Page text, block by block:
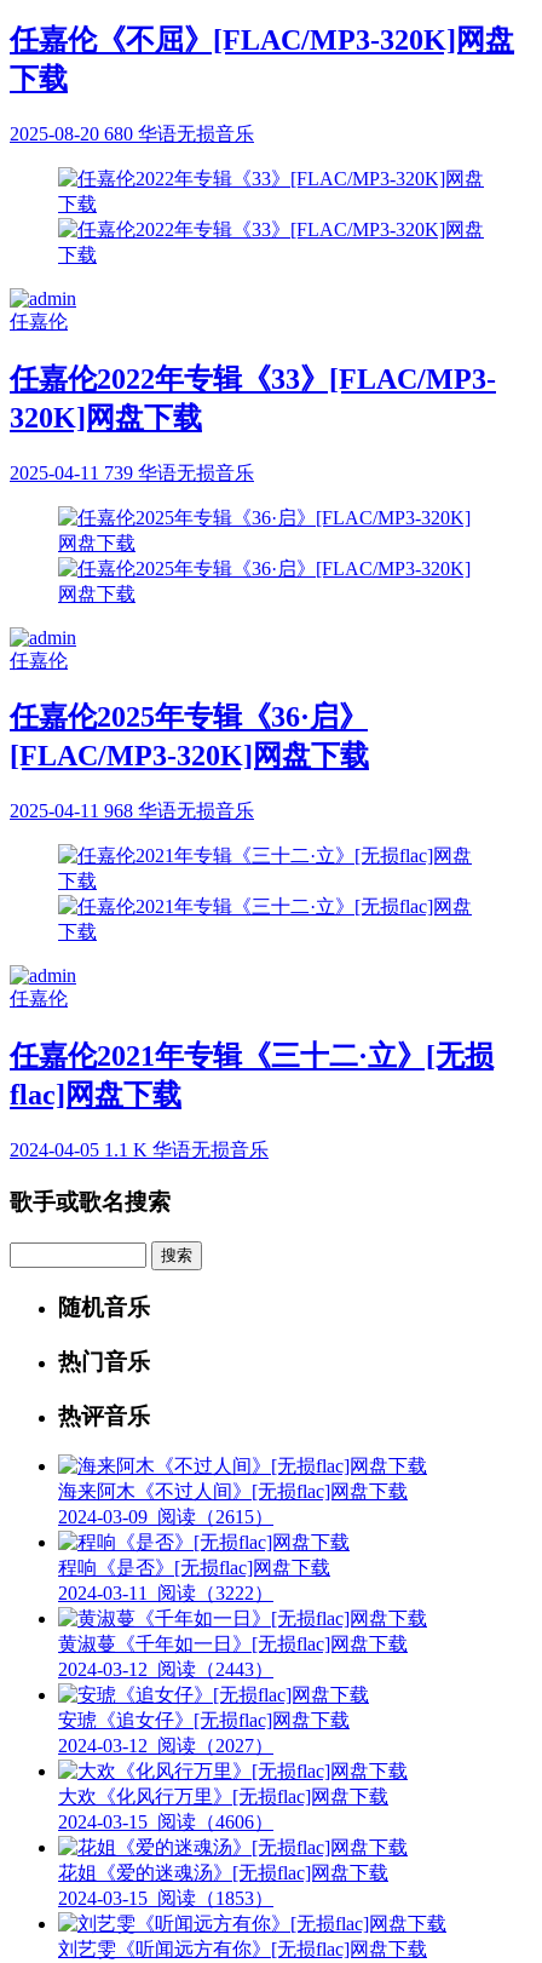
任嘉伦《不屈》[FLAC/MP3-320K]网盘
下载
2025-08-20 680 华语无损音乐
任嘉伦
任嘉伦2022年专辑《33》[FLAC/MP3-
320K]网盘下载
2025-04-11 739 华语无损音乐
任嘉伦
任嘉伦2025年专辑《36·启》
[FLAC/MP3-320K]网盘下载
2025-04-11 968 华语无损音乐
任嘉伦
任嘉伦2021年专辑《三十二·立》[无损
flac]网盘下载
2024-04-05 1.1 K 华语无损音乐
歌手或歌名搜索
随机音乐
热门音乐
热评音乐
海来阿木《不过人间》[无损flac]网盘下载
2024-03-09 阅读（2615）
程响《是否》[无损flac]网盘下载
2024-03-11 阅读（3222）
黄淑蔓《千年如一日》[无损flac]网盘下载
2024-03-12 阅读（2443）
安琥《追女仔》[无损flac]网盘下载
2024-03-12 阅读（2027）
大欢《化风行万里》[无损flac]网盘下载
2024-03-15 阅读（4606）
花姐《爱的迷魂汤》[无损flac]网盘下载
2024-03-15 阅读（1853）
刘艺雯《听闻远方有你》[无损flac]网盘下载